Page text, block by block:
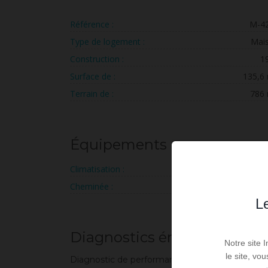
Référence :
M-
Type de logement :
Construction :
Surface de :
135,6
Terrain de :
786
Équipements
Climatisation :
Cheminée :
Diagnostics énergétiques
Diagnostic de performance énergétique
Notre site
le site,